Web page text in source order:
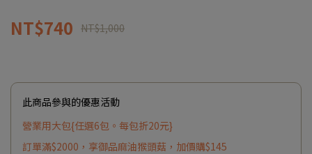
NT$740 NT$1,000
此商品參與的優惠活動
營業用大包{任選6包。每包折20元}
訂單滿$2000，享御品麻油猴頭菇，加價購$145